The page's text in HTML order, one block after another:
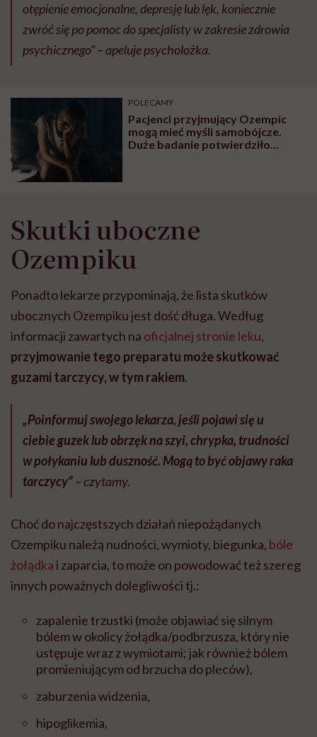
otępienie emocjonalne, depresję lub lęk, koniecznie
zwróć się po pomoc do specjalisty w zakresie zdrowia
psychicznego” – apeluje psycholożka.
POLECAMY
Pacjenci przyjmujący Ozempic
mogą mieć myśli samobójcze.
Duże badanie potwierdziło
Skutki uboczne
Ozempiku
Ponadto lekarze przypominają, że lista skutków
ubocznych Ozempiku jest dość długa. Według
informacji zawartych na oficjalnej stronie leku,
przyjmowanie tego preparatu może skutkować
guzami tarczycy, w tym rakiem.
„Poinformuj swojego lekarza, jeśli pojawi się u
ciebie guzek lub obrzęk na szyi, chrypka, trudności
w połykaniu lub duszność. Mogą to być objawy raka
tarczycy”– czytamy.
Choć do najczęstszych działań niepożądanych
Ozempiku należą nudności, wymioty, biegunka, bóle
żołądkai zaparcia, to może on powodować też szereg
innych poważnych dolegliwości tj.:
zapalenie trzustki (może objawiać się silnym
bólem w okolicy żołądka/podbrzusza, który nie
ustępuje wraz z wymiotami; jak również bólem
promieniującym od brzucha do pleców),
zaburzenia widzenia,
hipoglikemia,